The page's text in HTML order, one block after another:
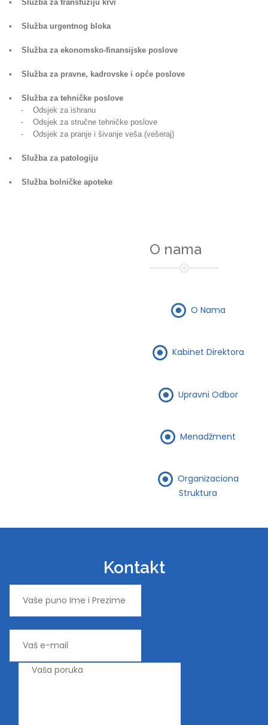
• Služba za transfuziju krvi
• Služba urgentnog bloka
• Služba za ekonomsko-finansijske poslove
• Služba za pravne, kadrovske i opće poslove
• Služba za tehničke poslove
- Odsjek za ishranu
- Odsjek za stručne tehničke poslove
- Odsjek za pranje i šivanje veša (vešeraj)
• Služba za patologiju
• Služba bolničke apoteke
O nama
O Nama
Kabinet Direktora
Upravni Odbor
Menadžment
Organizaciona
Struktura
Kontakt